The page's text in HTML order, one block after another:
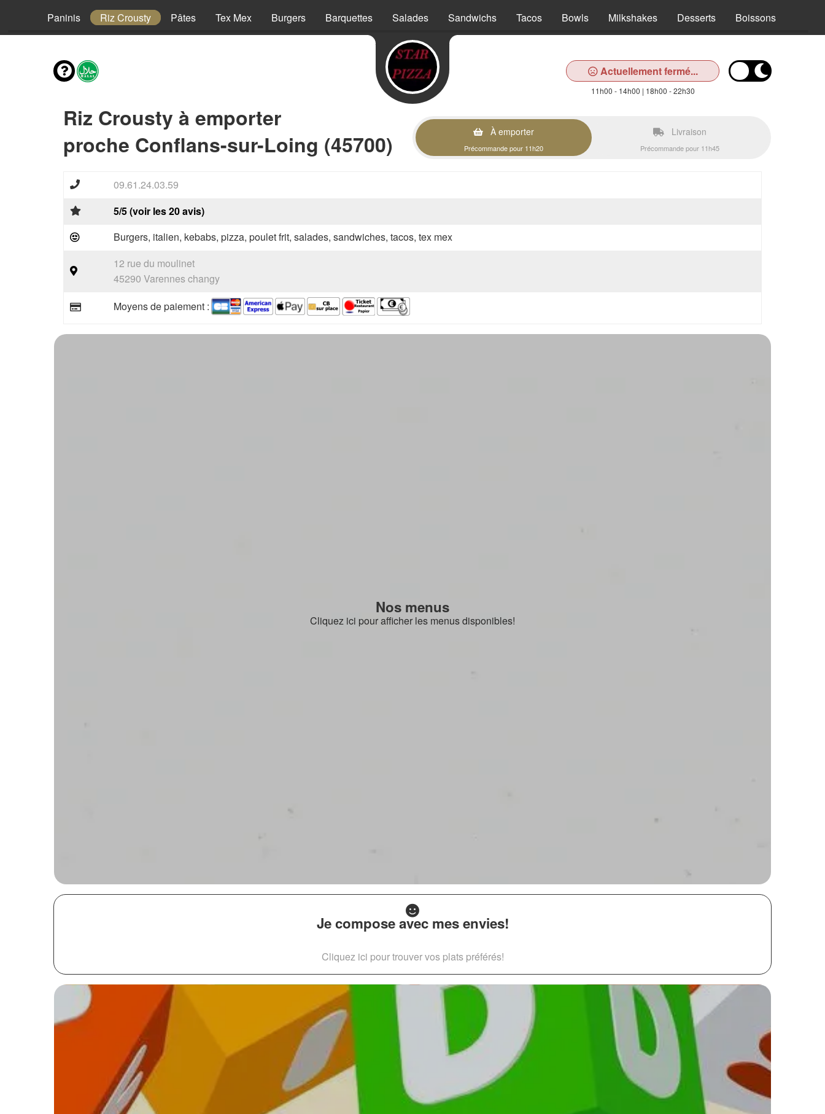
Paninis Riz Crousty Pâtes Tex Mex Burgers Barquettes Salades Sandwichs Tacos Bowls Milkshakes Desserts Boissons
Actuellement fermé...
11h00 - 14h00 | 18h00 - 22h30
Riz Crousty à emporter
proche Conflans-sur-Loing (45700)
À emporter
Précommande pour 11h20
Livraison
Précommande pour 11h45
09.61.24.03.59
5/5 (voir les 20 avis)
Burgers, italien, kebabs, pizza, poulet frit, salades, sandwiches, tacos, tex mex
12 rue du moulinet
45290 Varennes changy
Moyens de paiement :
Nos menus
Cliquez ici pour afficher les menus disponibles!
Je compose avec mes envies!
Cliquez ici pour trouver vos plats préférés!